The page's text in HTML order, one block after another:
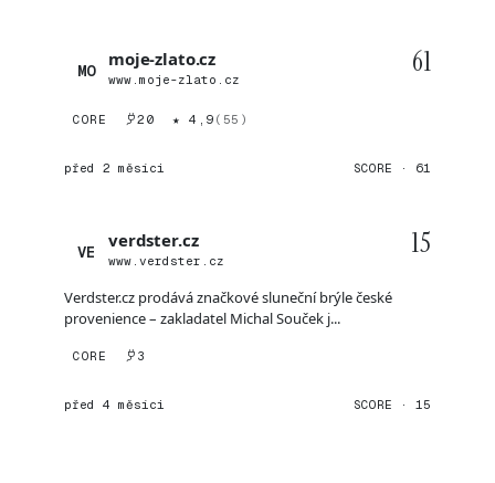
MO
moje-zlato.cz
www.moje-zlato.cz
61
CORE 20 ★ 4,9 (55)
před 2 měsíci SCORE · 61
VE
verdster.cz
www.verdster.cz
15
Verdster.cz prodává značkové sluneční brýle české
provenience – zakladatel Michal Souček j...
CORE 3
před 4 měsíci SCORE · 15